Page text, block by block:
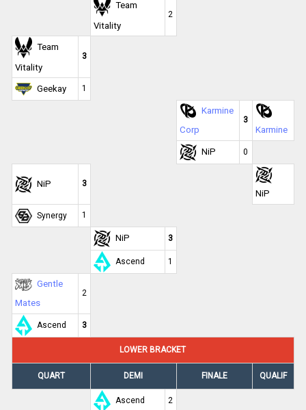
Team
Vitality
2
Team
Vitality
3
Geekay 1
Karmine
Corp
3
Karmine
NiP 0
NiP 3
NiP
Synergy 1
NiP 3
Ascend 1
Gentle
Mates
2
Ascend 3
LOWER BRACKET
QUART DEMI FINALE QUALIF
Ascend 2